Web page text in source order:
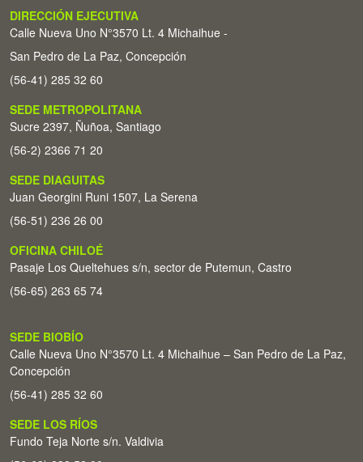
DIRECCIÓN EJECUTIVA
Calle Nueva Uno N°3570 Lt. 4 Michaihue -
San Pedro de La Paz, Concepción
(56-41) 285 32 60
SEDE METROPOLITANA
Sucre 2397, Ñuñoa, Santiago
(56-2) 2366 71 20
SEDE DIAGUITAS
Juan Georgini Runi 1507, La Serena
(56-51) 236 26 00
OFICINA CHILOÉ
Pasaje Los Queltehues s/n, sector de Putemun, Castro
(56-65) 263 65 74
SEDE BIOBÍO
Calle Nueva Uno N°3570 Lt. 4 Michaihue – San Pedro de La Paz,
Concepción
(56-41) 285 32 60
SEDE LOS RÍOS
Fundo Teja Norte s/n. Valdivia